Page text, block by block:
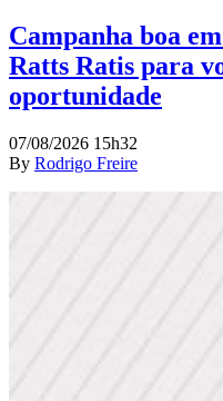
Campanha boa
Ratts Ratis para
oportunidade
07/08/2026 15h32
By Rodrigo Freire